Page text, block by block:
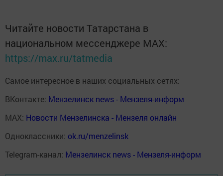
Читайте новости Татарстана в
национальном мессенджере MАХ:
https://max.ru/tatmedia
Самое интересное в наших социальных сетях:
ВКонтакте: Мензелинск news - Мензеля-информ
MAX: Новости Мензелинска - Мензеля онлайн
Одноклассники: ok.ru/menzelinsk
Telegram-канал: Мензелинск news - Мензеля-информ